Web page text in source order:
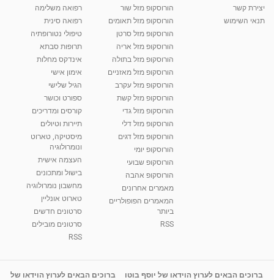
מאת Shahar-vod 6 שנים
10:17
קרין גורן - העוגה המתגלצ’ת ללא קמח
38.5k צפיות
01:37
יוסי שר - מתמחה בשיטת אלכסנדר וטאי צ'י
2,738 צפיות
01:46
רנה רז-גילו -טיפול אנרגטי ויעוץ רוחני - נומרולוגית
2,316 צפיות
05:37
סודות בתאריך הלידה, משמעות חודש הלידה -
ינואר זינה ליבשיץ נומרולוגית
ליסה גרוסמן - המרכז לאימון התנהגותי - קשב
מדיטציה בדמיון מודרך - היכרות עם האני הפנימי
יצירת קשר
תנאי השימוש
הורוסקופ מזל שור
הורוסקופ מזל תאומים
הורוסקופ מזל סרטן
הורוסקופ מזל אריה
הורוסקופ מזל בתולה
הורוסקופ מזל מאזניים
הורוסקופ מזל עקרב
הורוסקופ מזל קשת
הורוסקופ מזל גדי
הורוסקופ מזל דלי
הורוסקופ מזל דגים
הורוסקופ יומי
הורוסקופ שבועי
הורוסקופ אהבה
מאמרים אחרונים
המאמרים הפופולריים
ביותר
RSS
רפואה משלימה
רפואה סינית
טיפולי נטורופתיה
תרופות סבתא
אינדקס מחלות
אימון אישי
הגיל שלישי
ספורט וכושר
קורסים ומדריכים
תיירות וטיולים
מיסטיקה, טארוט
ונומרולוגיה
העצמה אישית
בישול ומתכונים
מחשבון נומרולוגיה
טארוט אונליין
סרטונים חדשים
סרטונים מובילים
RSS
ברוכים הבאים לערוץ הוידאו של יוסף בוטו
ברוכים הבאים לערוץ הוידאו של